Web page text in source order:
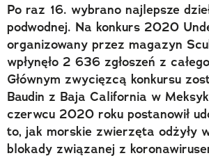
Po raz 16. wybrano najlepsze
podwodnej. Na konkurs 2020
organizowany przez magazyn
wpłynęło 2 636 zgłoszeń z
Głównym zwycięzcą konkursu
Baudin z Baja California w
czerwcu 2020 roku postanowił
to, jak morskie zwierzęta odżyły
blokady związanej z